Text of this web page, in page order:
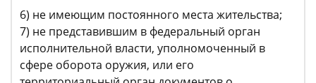
6) не имеющим постоянного места жительства;
7) не представившим в федеральный орган
исполнительной власти, уполномоченный в
сфере оборота оружия, или его